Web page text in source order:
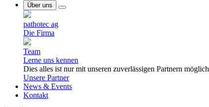
Über uns
pathotec ag
Die Firma
Team
Lerne uns kennen
Dies alles ist nur mit unseren zuverlässigen Partnern möglich
Unsere Partner
News & Events
Kontakt